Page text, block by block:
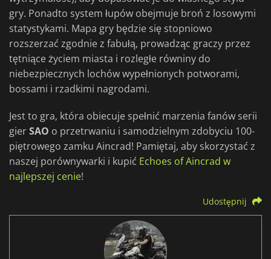
gry. Ponadto system łupów obejmuje broń z losowymi
statystykami. Mapa gry będzie się stopniowo
rozszerzać zgodnie z fabułą, prowadząc graczy przez
tętniące życiem miasta i rozległe równiny do
niebezpiecznych lochów wypełnionych potworami,
bossami i rzadkimi nagrodami.
Jest to gra, która obiecuje spełnić marzenia fanów serii
gierSAO o przetrwaniu i samodzielnym zdobyciu 100-
piętrowego zamku Aincrad! Pamiętaj, aby skorzystać z
naszej porównywarki i kupić Echoes of Aincrad w
najlepszej cenie!
Udostępnij